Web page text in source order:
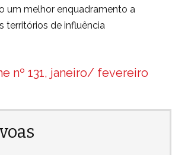
um melhor enquadramento a
territórios de influência
nº 131, janeiro/ fevereiro